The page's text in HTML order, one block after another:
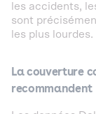
les accidents,
sont
les plus lourdes.
La couverture
recommandent